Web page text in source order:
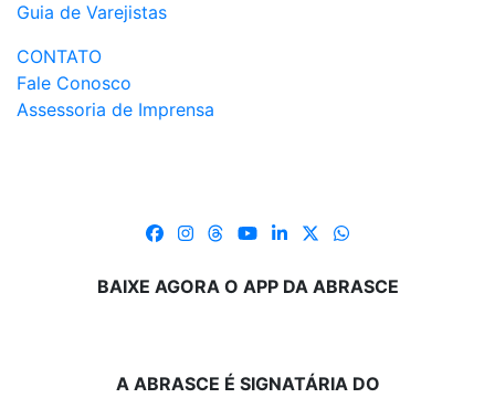
Guia de Varejistas
CONTATO
Fale Conosco
Assessoria de Imprensa
BAIXE AGORA O APP DA ABRASCE
A ABRASCE É SIGNATÁRIA DO